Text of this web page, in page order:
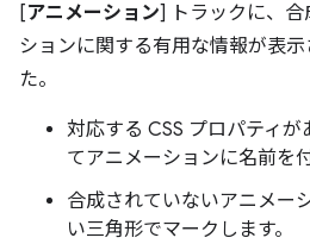
[アニメーション] トラックに、
ションに関する有用な情報が表
た。
対応する CSS プロパティ
てアニメーションに名前を付
合成されていないアニメー
い三角形でマークします。